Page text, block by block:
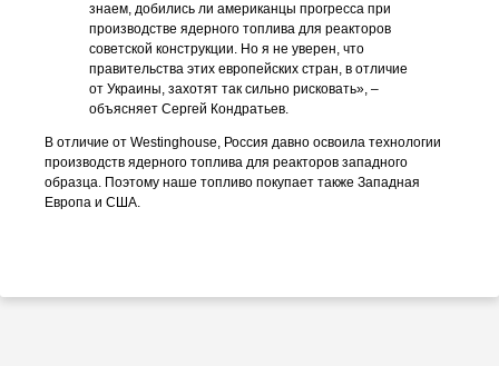
знаем, добились ли американцы прогресса при
производстве ядерного топлива для реакторов
советской конструкции. Но я не уверен, что
правительства этих европейских стран, в отличие
от Украины, захотят так сильно рисковать», –
объясняет Сергей Кондратьев.
В отличие от Westinghouse, Россия давно освоила технологии
производств ядерного топлива для реакторов западного
образца. Поэтому наше топливо покупает также Западная
Европа и США.